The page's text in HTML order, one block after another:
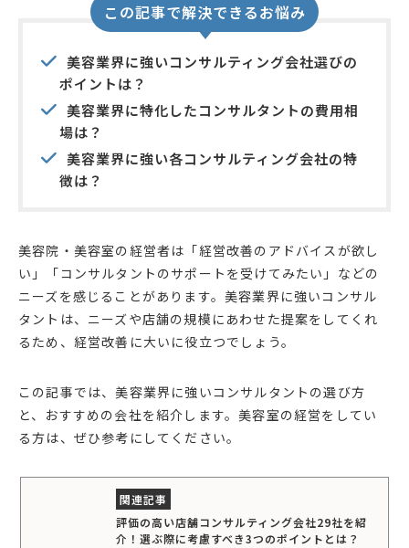
この記事で解決できるお悩み
美容業界に強いコンサルティング会社選びの
ポイントは？
美容業界に特化したコンサルタントの費用相
場は？
美容業界に強い各コンサルティング会社の特
徴は？
美容院・美容室の経営者は「経営改善のアドバイスが欲し
い」「コンサルタントのサポートを受けてみたい」などの
ニーズを感じることがあります。美容業界に強いコンサル
タントは、ニーズや店舗の規模にあわせた提案をしてくれ
るため、経営改善に大いに役立つでしょう。
この記事では、美容業界に強いコンサルタントの選び方
と、おすすめの会社を紹介します。美容室の経営をしてい
る方は、ぜひ参考にしてください。
評価の高い店舗コンサルティング会社29社を紹
介！選ぶ際に考慮すべき3つのポイントとは？